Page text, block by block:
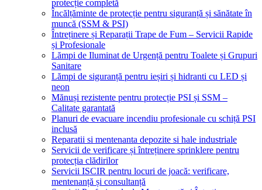
protecție completă
Încălțăminte de protecție pentru siguranță și sănătate în
muncă (SSM & PSI)
Întreținere și Reparații Trape de Fum – Servicii Rapide
și Profesionale
Lămpi de Iluminat de Urgență pentru Toalete și Grupuri
Sanitare
Lămpi de siguranță pentru ieșiri și hidranti cu LED și
neon
Mănuși rezistente pentru protecție PSI și SSM –
Calitate garantată
Planuri de evacuare incendiu profesionale cu schiță PSI
inclusă
Reparatii si mentenanta depozite si hale industriale
Servicii de verificare și întreținere sprinklere pentru
protecția clădirilor
Servicii ISCIR pentru locuri de joacă: verificare,
mentenanță și consultanță